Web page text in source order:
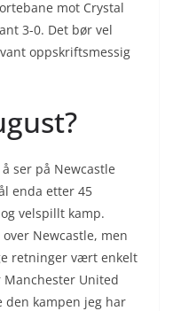
mot Crystal
3-0. Det bør vel
oppskriftsmessig
ser på Newcastle
enda etter 45
velspillt kamp.
Newcastle, men
retninger vært enkelt
Manchester United
den kampen jeg har